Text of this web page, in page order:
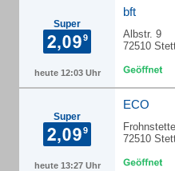
Super
heute 12:03 Uhr
bft
Albstr. 9
72510
Super
heute 13:27 Uhr
ECO
72510